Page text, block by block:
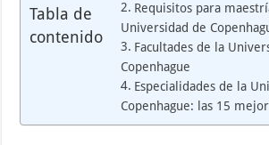
Tabla de
contenido
Requisitos para
Universidad de
Facultades de la
Copenhague
Especialidades de la
Copenhague: las 15